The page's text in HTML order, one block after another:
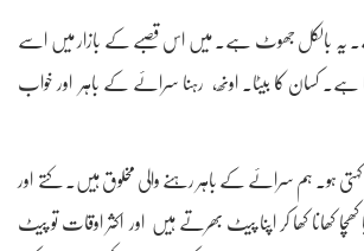
بالکل جھوٹ ہے۔ میں اس قصبے کے بازار میں اسے
ہے۔ کسان کا بیٹا۔ اونھ، رہنا سرائے کے باہر اور خواب
ہو۔ ہم سرائے کے باہر رہنے والی مخلوق ہیں۔ کتے اور
کھانا کھا کر اپنا پیٹ بھرتے ہیں اور اکثر اوقات تو پیٹ